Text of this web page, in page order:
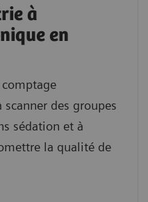
à
en
des groupes
sédation et à
la qualité de